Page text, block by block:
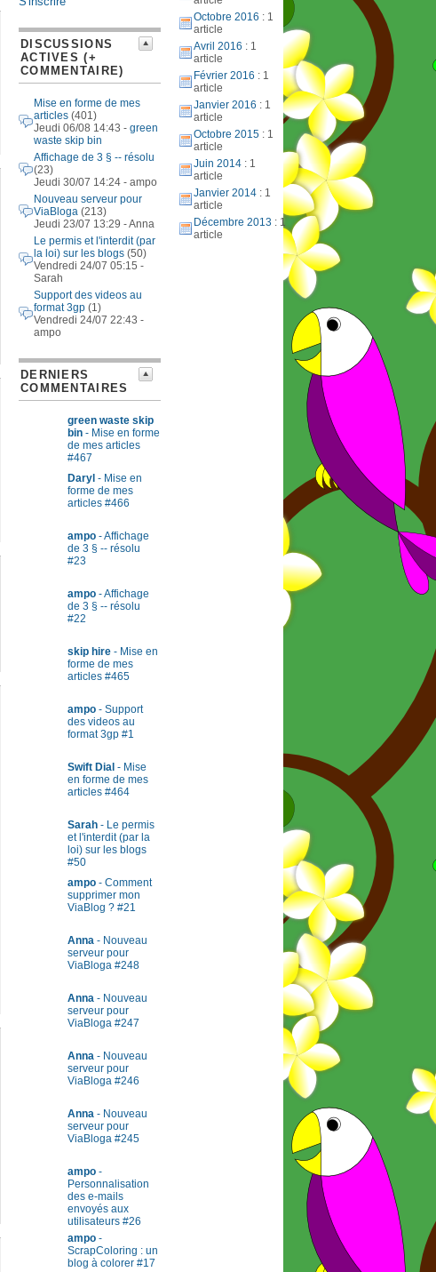
DISCUSSIONS
ACTIVES (+
COMMENTAIRE)
Mise en forme de mes
articles (401)
Jeudi 06/08 14:43 - green
waste skip bin
Affichage de 3 § -- résolu
(23)
Jeudi 30/07 14:24 - ampo
Nouveau serveur pour
ViaBloga (213)
Jeudi 23/07 13:29 - Anna
Le permis et l'interdit (par
la loi) sur les blogs (50)
Vendredi 24/07 05:15 -
Sarah
Support des videos au
format 3gp (1)
Vendredi 24/07 22:43 -
ampo
DERNIERS
COMMENTAIRES
green waste skip
bin - Mise en forme
de mes articles
#467
Daryl - Mise en
forme de mes
articles #466
ampo - Affichage
de 3 § -- résolu
#23
ampo - Affichage
de 3 § -- résolu
#22
skip hire - Mise en
forme de mes
articles #465
ampo - Support
des videos au
format 3gp #1
Swift Dial - Mise
en forme de mes
articles #464
Sarah - Le permis
et l'interdit (par la
loi) sur les blogs
#50
ampo - Comment
supprimer mon
ViaBlog ? #21
Anna - Nouveau
serveur pour
ViaBloga #248
Anna - Nouveau
serveur pour
ViaBloga #247
Anna - Nouveau
serveur pour
ViaBloga #246
Anna - Nouveau
serveur pour
ViaBloga #245
ampo -
Personnalisation
des e-mails
envoyés aux
utilisateurs #26
ampo -
ScrapColoring : un
blog à colorer #17
Octobre 2016 : 1
article
Avril 2016 : 1
article
Février 2016 : 1
article
Janvier 2016 : 1
article
Octobre 2015 : 1
article
Juin 2014 : 1
article
Janvier 2014 : 1
article
Décembre 2013 : 1
article